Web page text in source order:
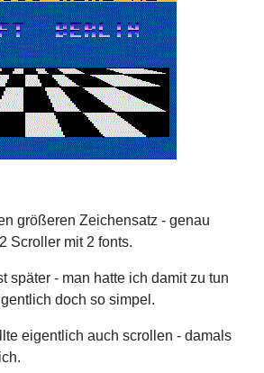
größeren Zeichensatz - genau
Scroller mit 2 fonts.
später - man hatte ich damit zu tun
doch so simpel.
eigentlich auch scrollen - damals